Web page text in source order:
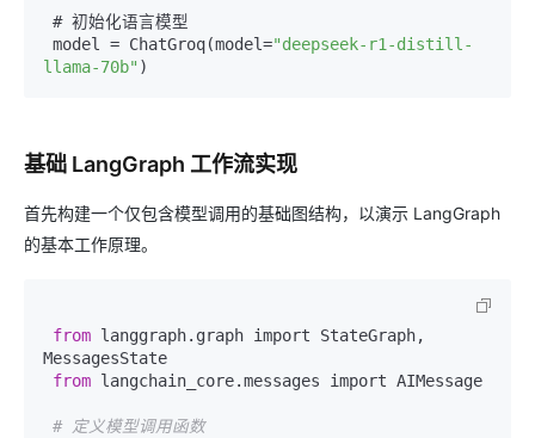
model = ChatGroq(model="deepseek-r1-distill-
llama-70b"
基础 LangGraph 工作流实现
首先构建一个仅包含模型调用的基础图结构，以演示 LangGraph
的基本工作原理。
from langgraph.graph import StateGraph,
MessagesState
from langchain_core.messages import AIMessage
# 定义模型调用函数